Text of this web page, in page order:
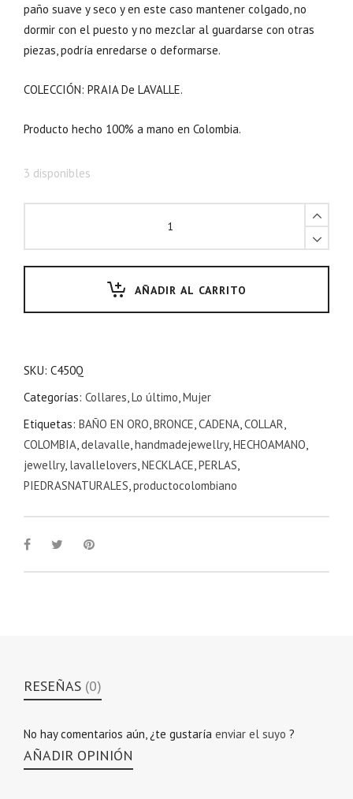
paño suave y seco y en este caso mantener colgado, no
dormir con el puesto y no mezclar al guardarse con otras
piezas, podría enredarse o deformarse.
COLECCIÓN: PRAIA De LAVALLE.
Producto hecho 100% a mano en Colombia.
3 disponibles
AÑADIR AL CARRITO
SKU: C450Q
Categorías: Collares,Lo último,Mujer
Etiquetas: BAÑO EN ORO,BRONCE,CADENA,COLLAR,
COLOMBIA,delavalle,handmadejewellry,HECHOAMANO,
jewellry, lavallelovers,NECKLACE,PERLAS,
PIEDRASNATURALES,productocolombiano
RESEÑAS (0)
No hay comentarios aún, ¿te gustaría enviar el suyo ?
AÑADIR OPINIÓN